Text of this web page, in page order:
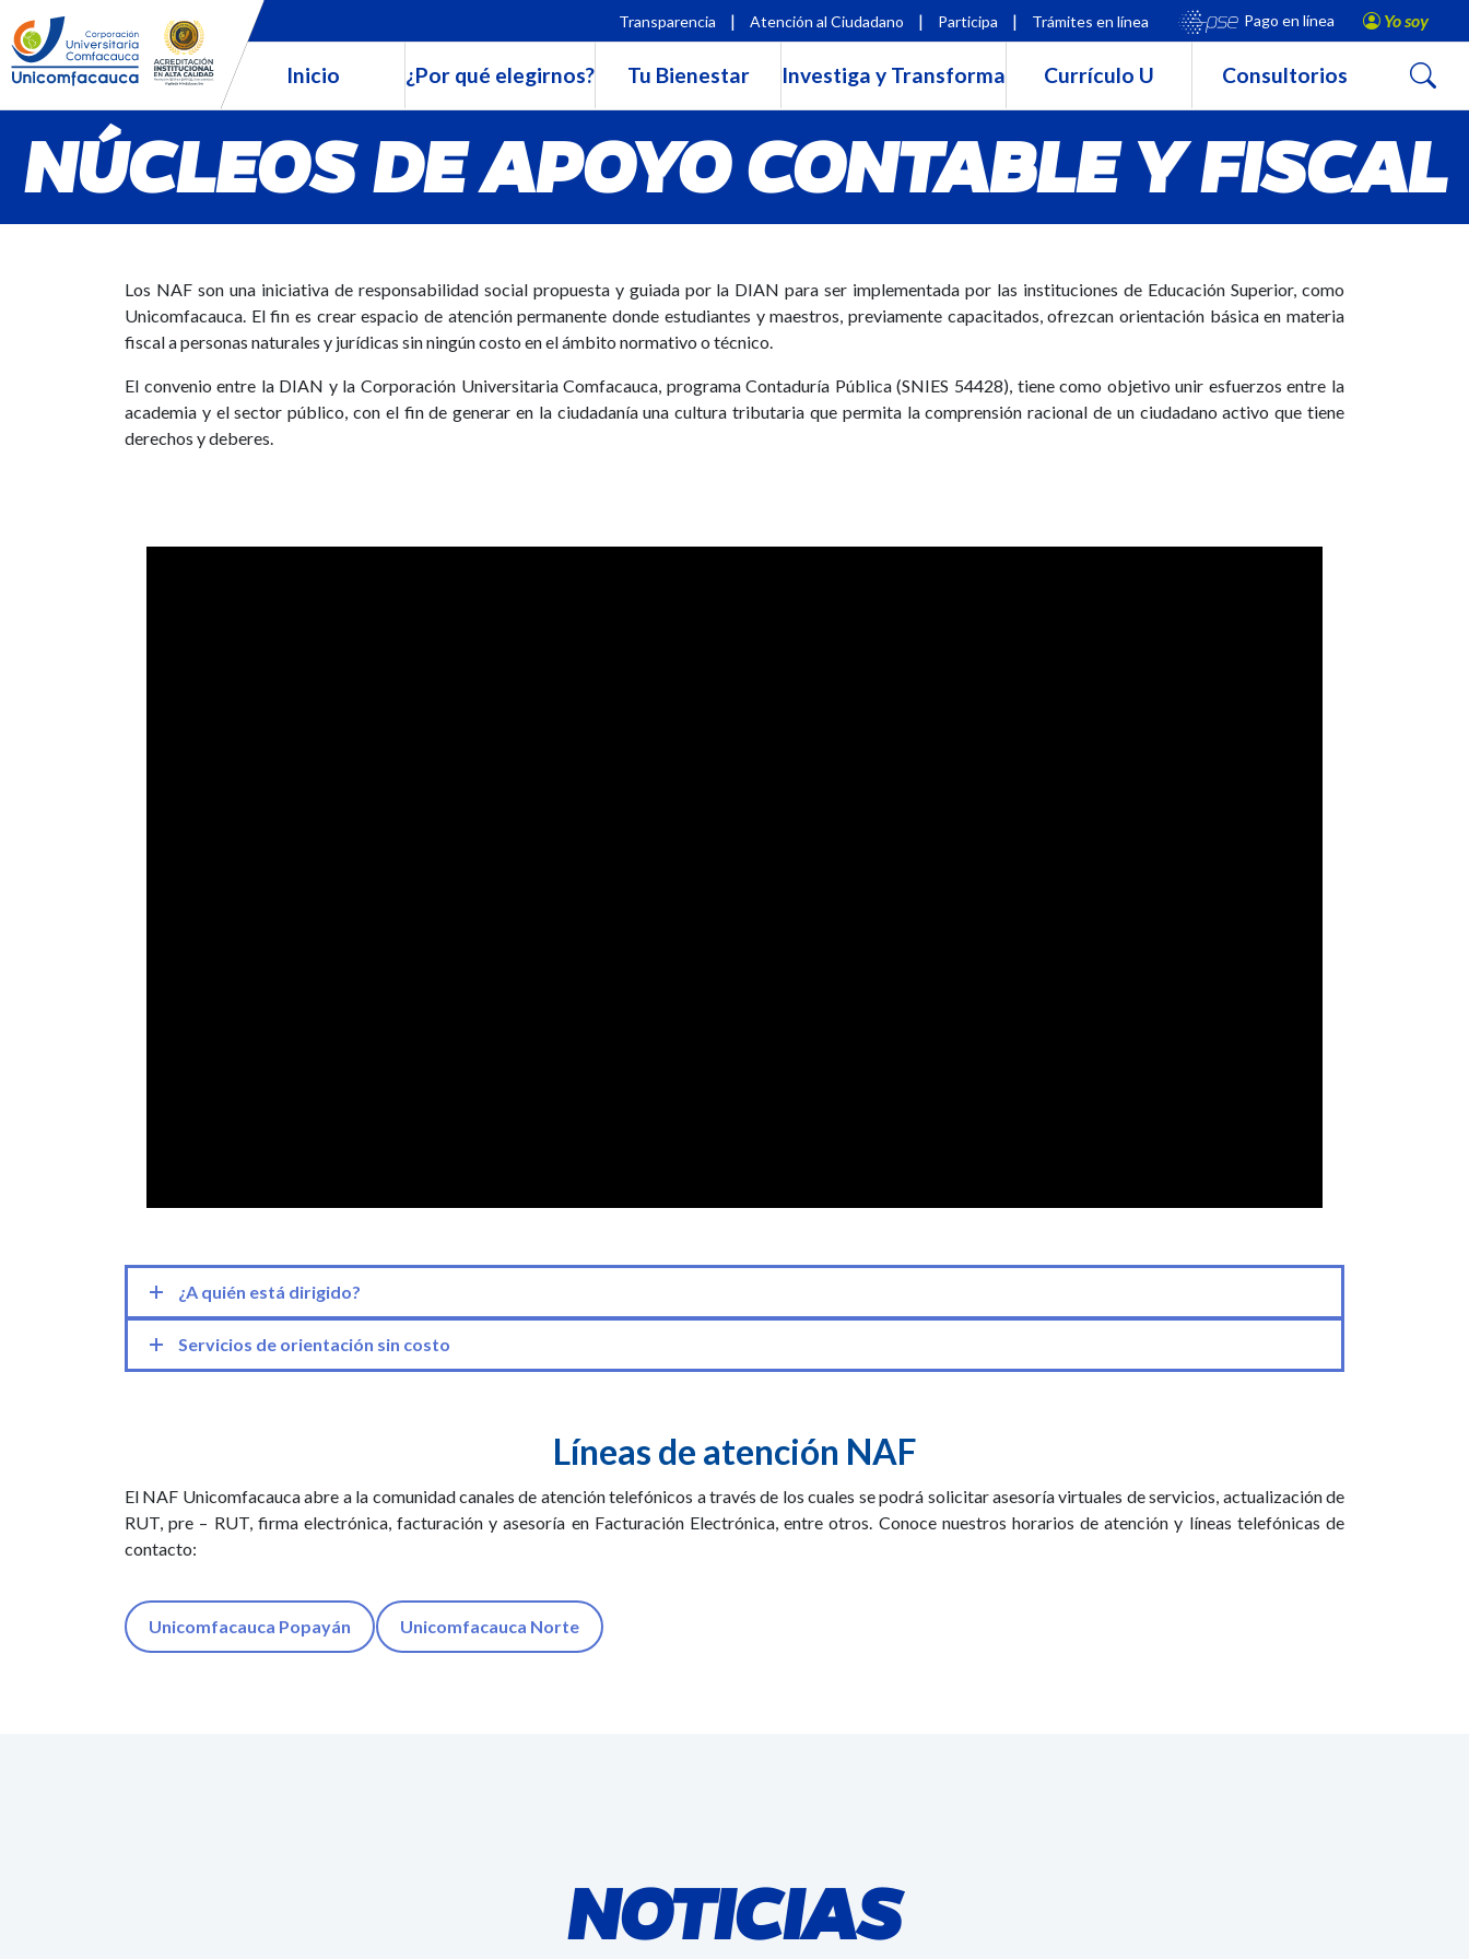
Transparencia | Atención al Ciudadano | Participa | Trámites en línea Pago en línea Yo soy
Inicio ¿Por qué elegirnos? Tu Bienestar Investiga y Transforma Currículo U Consultorios Buscar
NÚCLEOS DE APOYO CONTABLE Y FISCAL
Los NAF son una iniciativa de responsabilidad social propuesta y guiada por la DIAN para ser implementada por las instituciones de Educación Superior, como
Unicomfacauca. El fin es crear espacio de atención permanente donde estudiantes y maestros, previamente capacitados, ofrezcan orientación básica en materia
fiscal a personas naturales y jurídicas sin ningún costo en el ámbito normativo o técnico.
El convenio entre la DIAN y la Corporación Universitaria Comfacauca, programa Contaduría Pública (SNIES 54428), tiene como objetivo unir esfuerzos entre la
academia y el sector público, con el fin de generar en la ciudadanía una cultura tributaria que permita la comprensión racional de un ciudadano activo que tiene
derechos y deberes.
¿A quién está dirigido?
Servicios de orientación sin costo
Líneas de atención NAF
El NAF Unicomfacauca abre a la comunidad canales de atención telefónicos a través de los cuales se podrá solicitar asesoría virtuales de servicios, actualización de
RUT, pre – RUT, firma electrónica, facturación y asesoría en Facturación Electrónica, entre otros. Conoce nuestros horarios de atención y líneas telefónicas de
contacto:
Unicomfacauca Popayán Unicomfacauca Norte
NOTICIAS